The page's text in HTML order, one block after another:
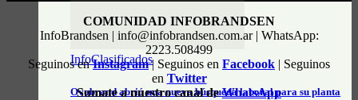
InfoClasificados
Ovobrand abrió una nueva búsqueda laboral para su planta
COMUNIDAD INFOBRANDSEN
InfoBrandsen | info@infobrandsen.com.ar | WhatsApp:
2223.508499
Seguinos enInstagram| Seguinos en Facebook | Seguinos
en Twitter
Sumate a nuestro canal de WhatsApp